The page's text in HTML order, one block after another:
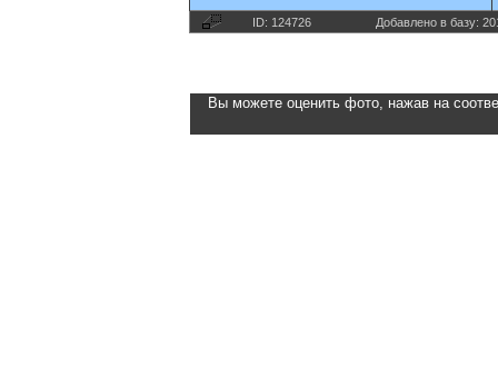
ID: 124726 Добавлено в базу:
Вы можете оценить фото, нажав на